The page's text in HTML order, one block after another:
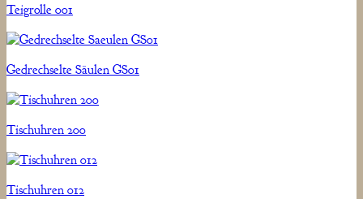
Teigrolle 001
Gedrechselte Säulen GS01
Tischuhren 200
Tischuhren 012